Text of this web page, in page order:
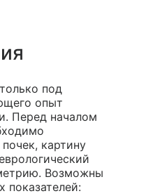
под
опыт
Перед началом
картину
Возможны
показателей: